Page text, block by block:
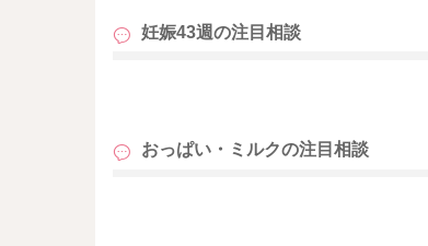
妊娠43週の注目相談
おっぱい・ミルクの注目相談